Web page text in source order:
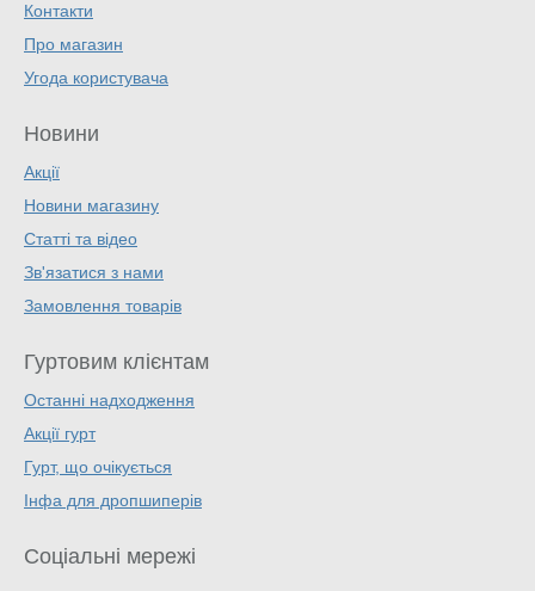
Контакти
Про магазин
Угода користувача
Новини
Акції
Новини магазину
Статті та відео
Зв'язатися з нами
Замовлення товарів
Гуртовим клієнтам
Останні надходження
Акції гурт
Гурт, що очікується
Інфа для дропшиперів
Соціальні мережі